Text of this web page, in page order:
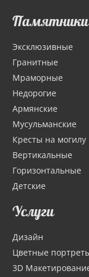
Памятники
Эксклюзивные
Гранитные
Мраморные
Недорогие
Армянские
Мусульманские
Кресты на могилу
Вертикальные
Горизонтальные
Детские
Услуги
Дизайн
Цветные
3D